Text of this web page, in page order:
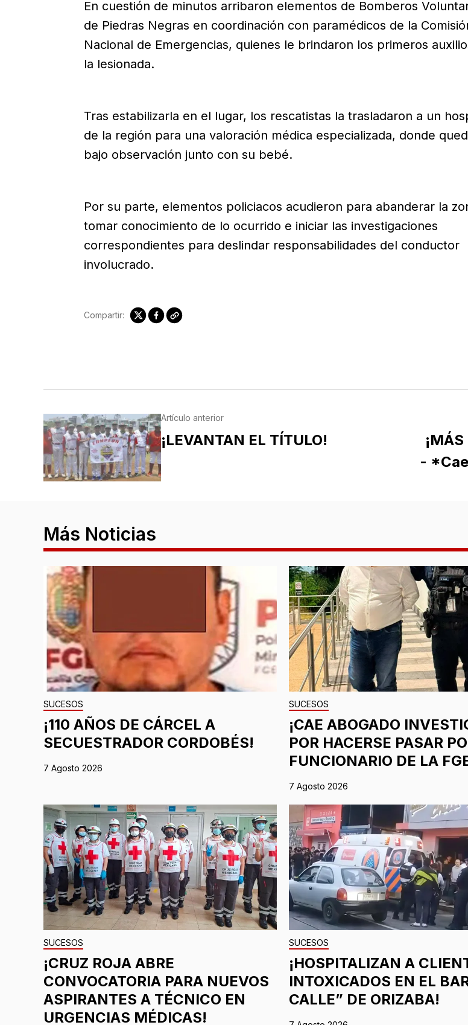
En cuestión de minutos arribaron elementos de Bomberos
de Piedras Negras en coordinación con paramédicos de la
Nacional de Emergencias, quienes le brindaron los primeros
la lesionada.
Tras estabilizarla en el lugar, los rescatistas la trasladaron a un
de la región para una valoración médica especializada, donde
bajo observación junto con su bebé.
Por su parte, elementos policiacos acudieron para abanderar la
tomar conocimiento de lo ocurrido e iniciar las investigaciones
correspondientes para deslindar responsabilidades del conductor
involucrado.
Compartir:
Artículo anterior
¡LEVANTAN EL TÍTULO!
-
Más Noticias
SUCESOS
¡110 AÑOS DE CÁRCEL A
SECUESTRADOR CORDOBÉS!
7 Agosto 2026
SUCESOS
¡CAE ABOGADO
POR HACERSE PASAR
FUNCIONARIO DE LA
7 Agosto 2026
SUCESOS
¡CRUZ ROJA ABRE
CONVOCATORIA PARA NUEVOS
ASPIRANTES A TÉCNICO EN
URGENCIAS MÉDICAS!
SUCESOS
¡HOSPITALIZAN A
INTOXICADOS EN EL
CALLE” DE ORIZABA!